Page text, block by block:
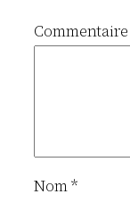
Commentaire
Nom*